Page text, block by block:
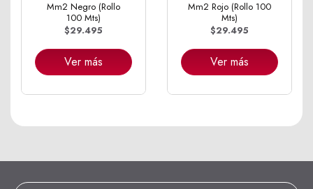
Mm2 Negro (Rollo
100 Mts)
$29.495
Ver más
Mm2 Rojo (Rollo 100
Mts)
$29.495
Ver más